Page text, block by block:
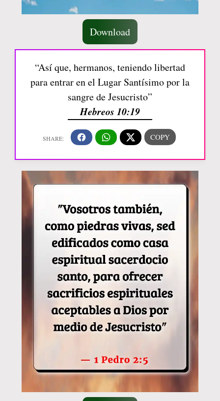
Download
“Así que, hermanos, teniendo libertad
para entrar en el Lugar Santísimo por la
sangre de Jesucristo”
Hebreos 10:19